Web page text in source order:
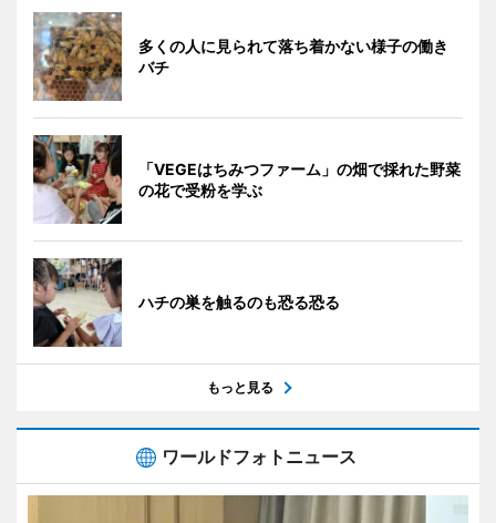
多くの人に見られて落ち着かない様子の働き
バチ
「VEGEはちみつファーム」の畑で採れた野菜
の花で受粉を学ぶ
ハチの巣を触るのも恐る恐る
もっと見る
ワールドフォトニュース